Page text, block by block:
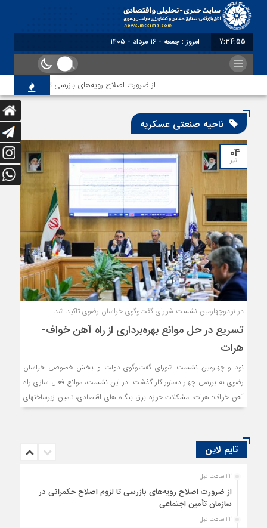
7:34:55 امروز : جمعه - ۱۶ مرداد - ۱۴۰۵
از ضرورت اصلاح رویه‌های بازرسی تا لزوم اصلاح
ناحیه صنعتی عسکریه
۰۴
تیر
در نودوچهارمین نشست شورای گفت‌وگوی خراسان رضوی تاکید شد
تسریع در حل موانع بهره‌برداری از راه آهن خواف-
هرات
نود و چهارمین نشست شورای گفت‌وگوی دولت و بخش خصوصی خراسان
رضوی به بررسی چهار دستور کار گذشت. در این نشست، موانع فعال سازی راه
آهن خواف- هرات، مشکلات حوزه برق بنگاه های اقتصادی، تامین زیرساختهای
تایم لاین
22 ساعت قبل
از ضرورت اصلاح رویه‌های بازرسی تا لزوم اصلاح حکمرانی در
سازمان تأمین اجتماعی
22 ساعت قبل